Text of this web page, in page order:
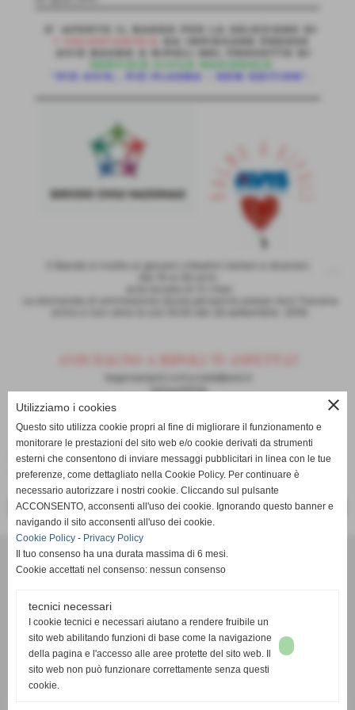
E´ ORA DISPONIBILE IL NUOVO BANDO PER IL SERVIZIO
CIVILE NAZIONALE!!
<< PRECEDENTE SUCCESSIVO >>
Tel 3204433725 - email: bagnoaripoli.comunale@avis.it
C.F. 94196550480
close
Utilizziamo i cookies
Questo sito utilizza cookie propri al fine di migliorare il funzionamento e
monitorare le prestazioni del sito web e/o cookie derivati da strumenti
esterni che consentono di inviare messaggi pubblicitari in linea con le tue
preferenze, come dettagliato nella Cookie Policy. Per continuare è
necessario autorizzare i nostri cookie. Cliccando sul pulsante
ACCONSENTO, acconsenti all'uso dei cookie. Ignorando questo banner e
navigando il sito acconsenti all'uso dei cookie.
Cookie Policy - Privacy Policy
Il tuo consenso ha una durata massima di 6 mesi.
Cookie accettati nel consenso: nessun consenso
tecnici necessari
I cookie tecnici e necessari aiutano a rendere fruibile un
sito web abilitando funzioni di base come la navigazione
della pagina e l'accesso alle aree protette del sito web. Il
sito web non può funzionare correttamente senza questi
cookie.